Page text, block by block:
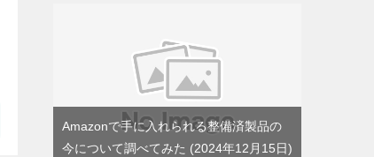
Amazonで手に入れられる整備済製品の
今について調べてみた
2024年12月15日